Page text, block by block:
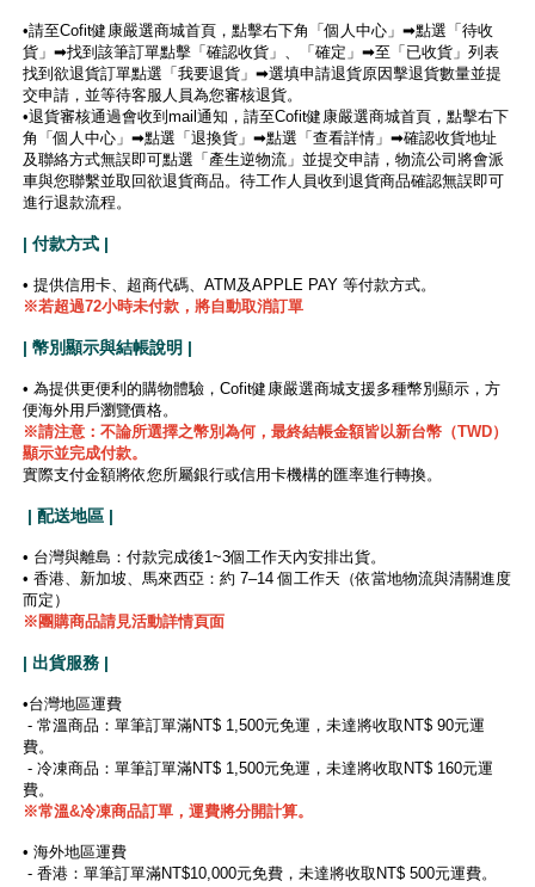
•請至Cofit健康嚴選商城首頁，點擊右下角「個人中心」➡點選「待收
貨」➡找到該筆訂單點擊「確認收貨」、「確定」➡至「已收貨」列表
找到欲退貨訂單點選「我要退貨」➡選填申請退貨原因擊退貨數量並提
交申請，並等待客服人員為您審核退貨。
•退貨審核通過會收到mail通知，請至Cofit健康嚴選商城首頁，點擊右下
角「個人中心」➡點選「退換貨」➡點選「查看詳情」➡確認收貨地址
及聯絡方式無誤即可點選「產生逆物流」並提交申請，物流公司將會派
車與您聯繫並取回欲退貨商品。待工作人員收到退貨商品確認無誤即可
進行退款流程。
| 付款方式 |
• 提供信用卡、超商代碼、ATM及APPLE PAY 等付款方式。
※若超過72小時未付款，將自動取消訂單
| 幣別顯示與結帳說明 |
• 為提供更便利的購物體驗，Cofit健康嚴選商城支援多種幣別顯示，方
便海外用戶瀏覽價格。
※請注意：不論所選擇之幣別為何，最終結帳金額皆以新台幣（TWD）
顯示並完成付款。
實際支付金額將依您所屬銀行或信用卡機構的匯率進行轉換。
| 配送地區 |
• 台灣與離島：付款完成後1~3個工作天內安排出貨。
• 香港、新加坡、馬來西亞：約 7–14 個工作天（依當地物流與清關進度
而定）
※團購商品請見活動詳情頁面
| 出貨服務 |
•台灣地區運費
- 常溫商品：單筆訂單滿NT$ 1,500元免運，未達將收取NT$ 90元運
費。
- 冷凍商品：單筆訂單滿NT$ 1,500元免運，未達將收取NT$ 160元運
費。
※常溫&冷凍商品訂單，運費將分開計算。
• 海外地區運費
- 香港：單筆訂單滿NT$10,000元免費，未達將收取NT$ 500元運費。